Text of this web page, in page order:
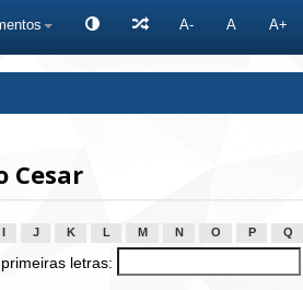
A- A A+
Cesar
J K L M N O P Q
letras: